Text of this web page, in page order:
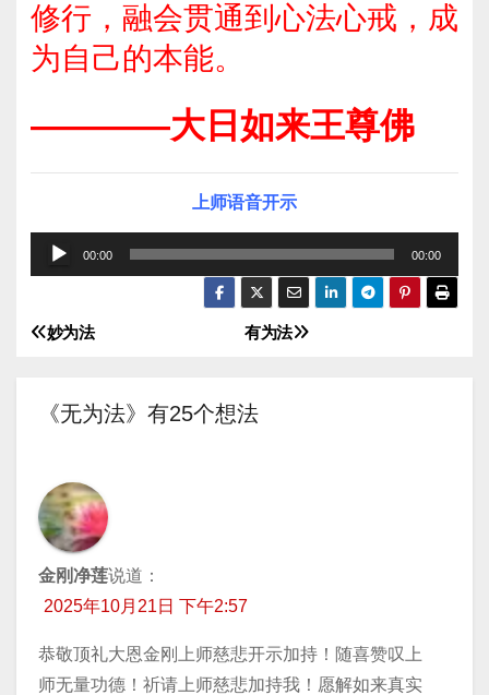
修行，融会贯通到心法心戒，成
为自己的本能。
————大日如来王尊佛
上师语音开示
频
放
00:00 00:00
文
导
航
有为法
妙为法
《无为法》有25个想法
金刚净莲说道：
2025年10月21日 下午2:57
恭敬顶礼大恩金刚上师慈悲开示加持！随喜赞叹上
师无量功德！祈请上师慈悲加持我！愿解如来真实